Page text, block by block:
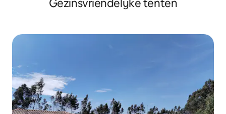
Gezinsvriendelijke tenten